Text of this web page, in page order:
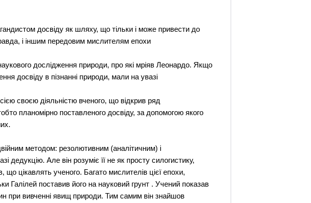
досвіду як шляху, що тільки і може привести до
і іншим передовим мислителям епохи
дослідження природи, про які мріяв Леонардо. Якщо
досвіду в пізнанні природи, мали на увазі
своєю діяльністю вченого, що відкрив ряд
планомірно поставленого досвіду, за допомогою якого
методом: резолютивним (аналітичним) і
Але він розуміє її не як просту силогистику,
цікавлять ученого. Багато мислителів цієї епохи,
Галілей поставив його на науковий грунт . Учений показав
при вивченні явищ природи. Тим самим він знайшов